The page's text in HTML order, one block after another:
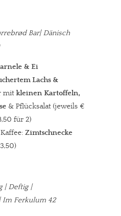
Bar| Dänisch
& Ei
Lachs &
mit kleinen Kartoffeln,
& Pflücksalat (jeweils €
für 2)
Zimtschnecke
| Deftig |
Im Ferkulum 42